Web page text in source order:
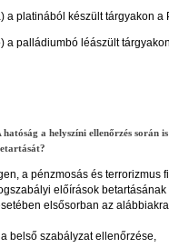
a platinából készült tárgyakon a
a palládiumbó léászült
hatóság a helyszíni ellenőrzés során
a pénzmosás és
előírások
elsősorban az
belső szabályzat ellenőrzése,